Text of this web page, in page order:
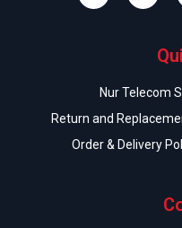
Nur Telecom
Return and
Order & Delivery